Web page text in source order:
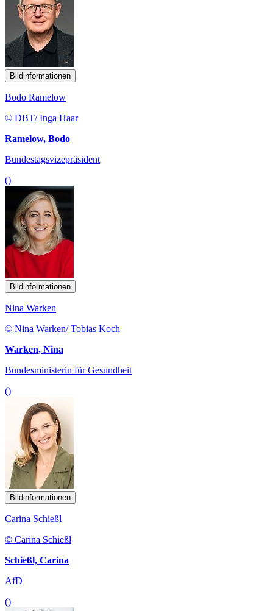
Bildinformationen
Bodo Ramelow
© DBT/ Inga Haar
Ramelow, Bodo
Bundestagsvizepräsident
()
Bildinformationen
Nina Warken
© Nina Warken/ Tobias Koch
Warken, Nina
Bundesministerin für Gesundheit
()
Bildinformationen
Carina Schießl
© Carina Schießl
Schießl, Carina
AfD
()